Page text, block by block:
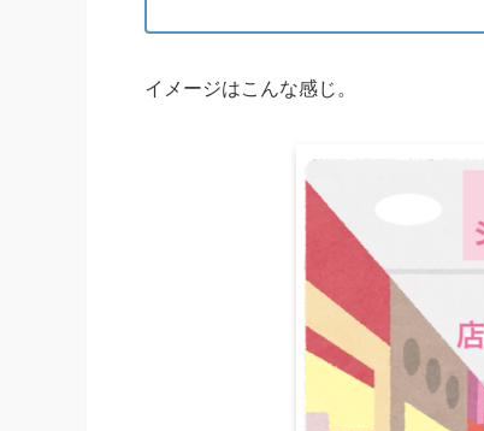
イメージはこんな感じ。